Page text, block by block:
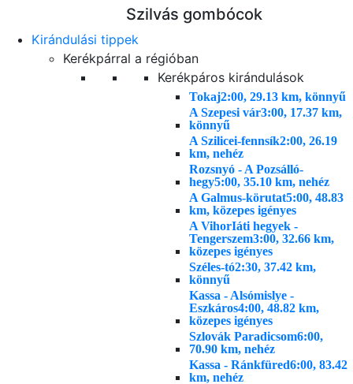
Szilvás gombócok
Kirándulási tippek
Kerékpárral a régióban
Kerékpáros kirándulások
Tokaj2:00, 29.13 km, könnyű
A Szepesi vár3:00, 17.37 km,
könnyű
A Szilicei-fennsík2:00, 26.19
km, nehéz
Rozsnyó - A Pozsálló-
hegy5:00, 35.10 km, nehéz
A Galmus-körutat5:00, 48.83
km, közepes igényes
A VihorIáti hegyek -
Tengerszem3:00, 32.66 km,
közepes igényes
Széles-tó2:30, 37.42 km,
könnyű
Kassa - Alsómislye -
Eszkáros4:00, 48.82 km,
közepes igényes
Szlovák Paradicsom6:00,
70.90 km, nehéz
Kassa - Ránkfüred6:00, 83.42
km, nehéz